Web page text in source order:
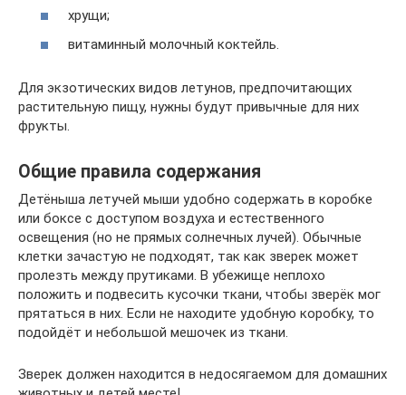
хрущи;
витаминный молочный коктейль.
Для экзотических видов летунов, предпочитающих
растительную пищу, нужны будут привычные для них
фрукты.
Общие правила содержания
Детёныша летучей мыши удобно содержать в коробке
или боксе с доступом воздуха и естественного
освещения (но не прямых солнечных лучей). Обычные
клетки зачастую не подходят, так как зверек может
пролезть между прутиками. В убежище неплохо
положить и подвесить кусочки ткани, чтобы зверёк мог
прятаться в них. Если не находите удобную коробку, то
подойдёт и небольшой мешочек из ткани.
Зверек должен находится в недосягаемом для домашних